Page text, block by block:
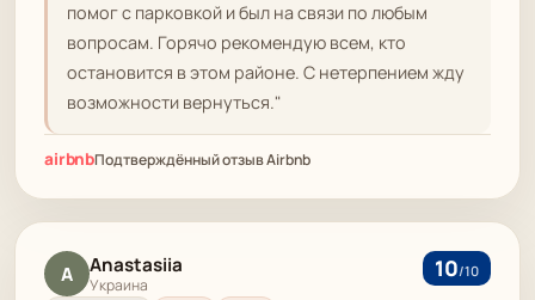
помог с парковкой и был на связи по любым
вопросам. Горячо рекомендую всем, кто
остановится в этом районе. С нетерпением жду
возможности вернуться."
airbnbПодтверждённый отзыв Airbnb
A Anastasiia
Украина
10/10